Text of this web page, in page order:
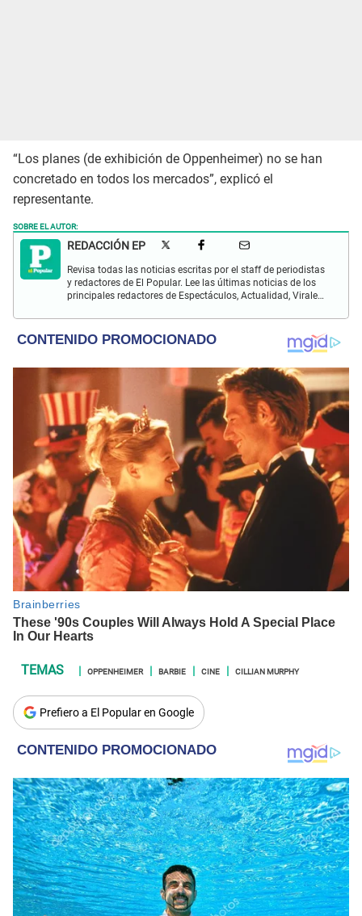
“Los planes (de exhibición de Oppenheimer) no se han
concretado en todos los mercados”, explicó el
representante.
SOBRE EL AUTOR:
REDACCIÓN EP
Revisa todas las noticias escritas por el staff de periodistas
y redactores de El Popular. Lee las últimas noticias de los
principales redactores de Espectáculos, Actualidad, Virales,
OPPENHEIMER BARBIE CINE CILLIAN MURPHY
Prefiero a El Popular en Google